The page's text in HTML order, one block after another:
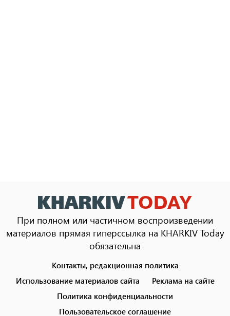
При полном или частичном воспроизведении
материалов прямая гиперссылка на KHARKIV Today
обязательна
menu
Контакты, редакционная политика
Использование материалов сайта
Реклама на сайте
Политика конфиденциальности
Пользовательское соглашение